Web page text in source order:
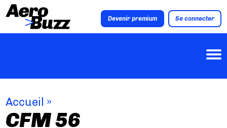
Devenir premium Se connecter
Accueil »
CFM 56